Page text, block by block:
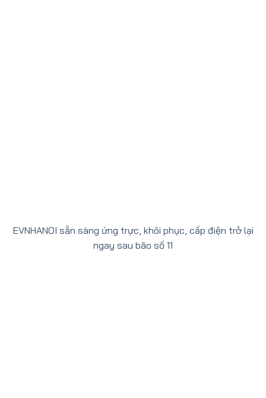
EVNHANOI sẵn sàng ứng trực, khôi phục, cấp điện trở lại
ngay sau bão số 11